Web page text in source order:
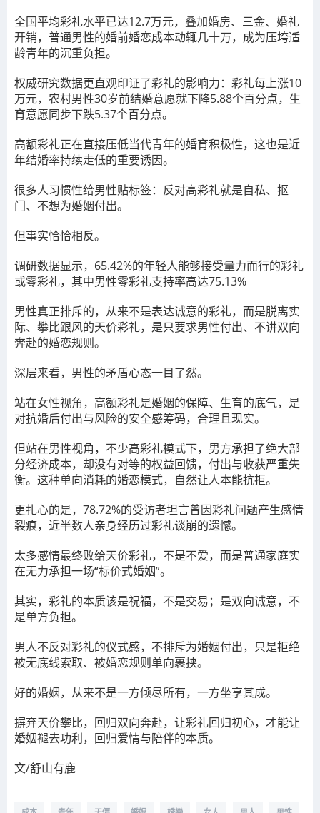
全国平均彩礼水平已达12.7万元，叠加婚房、三金、婚礼
开销，普通男性的婚前婚恋成本动辄几十万，成为压垮适
龄青年的沉重负担。
权威研究数据更直观印证了彩礼的影响力：彩礼每上涨10
万元，农村男性30岁前结婚意愿就下降5.88个百分点，生
育意愿同步下跌5.37个百分点。
高额彩礼正在直接压低当代青年的婚育积极性，这也是近
年结婚率持续走低的重要诱因。
很多人习惯性给男性贴标签：反对高彩礼就是自私、抠
门、不想为婚姻付出。
但事实恰恰相反。
调研数据显示，65.42%的年轻人能够接受量力而行的彩礼
或零彩礼，其中男性零彩礼支持率高达75.13%
男性真正排斥的，从来不是表达诚意的彩礼，而是脱离实
际、攀比跟风的天价彩礼，是只要求男性付出、不讲双向
奔赴的婚恋规则。
深层来看，男性的矛盾心态一目了然。
站在女性视角，高额彩礼是婚姻的保障、生育的底气，是
对抗婚后付出与风险的安全感筹码，合理且现实。
但站在男性视角，不少高彩礼模式下，男方承担了绝大部
分经济成本，却没有对等的权益回馈，付出与收获严重失
衡。这种单向消耗的婚恋模式，自然让人本能抗拒。
更扎心的是，78.72%的受访者坦言曾因彩礼问题产生感情
裂痕，近半数人亲身经历过彩礼谈崩的遗憾。
太多感情最终败给天价彩礼，不是不爱，而是普通家庭实
在无力承担一场“标价式婚姻”。
其实，彩礼的本质该是祝福，不是交易；是双向诚意，不
是单方负担。
男人不反对彩礼的仪式感，不排斥为婚姻付出，只是拒绝
被无底线索取、被婚恋规则单向裹挟。
好的婚姻，从来不是一方倾尽所有，一方坐享其成。
摒弃天价攀比，回归双向奔赴，让彩礼回归初心，才能让
婚姻褪去功利，回归爱情与陪伴的本质。
文/舒山有鹿